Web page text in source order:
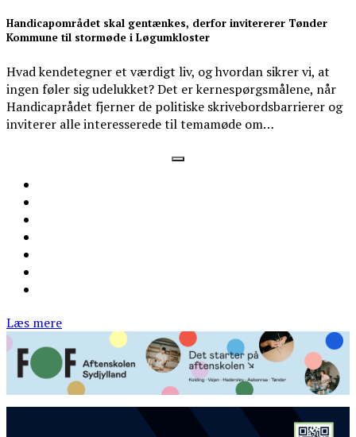
Handicapområdet skal gentænkes, derfor invitererer Tønder
Kommune til stormøde i Løgumkloster
Hvad kendetegner et værdigt liv, og hvordan sikrer vi, at
ingen føler sig udelukket? Det er kernespørgsmålene, når
Handicaprådet fjerner de politiske skrivebordsbarrierer og
inviterer alle interesserede til temamøde om…
Læs mere